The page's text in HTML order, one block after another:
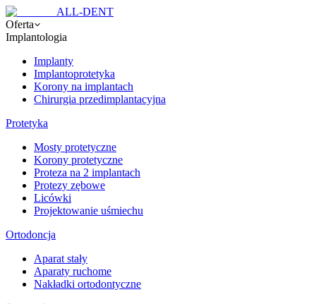
ALL-DENT
Oferta
Implantologia
Implanty
Implantoprotetyka
Korony na implantach
Chirurgia przedimplantacyjna
Protetyka
Mosty protetyczne
Korony protetyczne
Proteza na 2 implantach
Protezy zębowe
Licówki
Projektowanie uśmiechu
Ortodoncja
Aparat stały
Aparaty ruchome
Nakładki ortodontyczne